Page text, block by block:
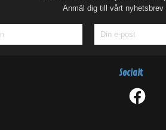
Anmäl dig till vårt nyhetsbrev
Socialt